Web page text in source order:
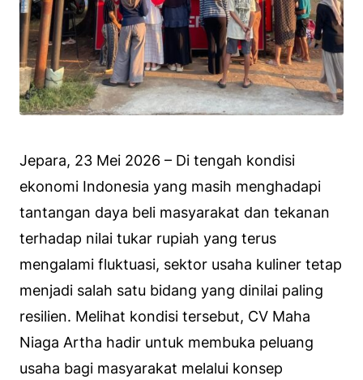
Jepara, 23 Mei 2026 – Di tengah kondisi
ekonomi Indonesia yang masih menghadapi
tantangan daya beli masyarakat dan tekanan
terhadap nilai tukar rupiah yang terus
mengalami fluktuasi, sektor usaha kuliner tetap
menjadi salah satu bidang yang dinilai paling
resilien. Melihat kondisi tersebut, CV Maha
Niaga Artha hadir untuk membuka peluang
usaha bagi masyarakat melalui konsep